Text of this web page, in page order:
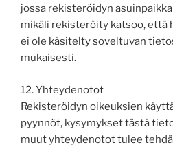
jossa rekisteröidyn
mikäli rekisteröity katsoo, että
ei ole käsitelty soveltuvan
mukaisesti.
12. Yhteydenotot
Rekisteröidyn oikeuksien
pyynnöt, kysymykset tästä
muut yhteydenotot tulee